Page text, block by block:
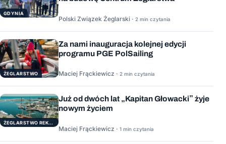
GDYNIA
Polski Związek Żeglarski · 2 min czytania
ŻEGLARSTWO
Za nami inauguracja kolejnej edycji
programu PGE PolSailing
Maciej Frąckiewicz · 2 min czytania
ŻEGLARSTWO REKERACYJNE
Już od dwóch lat „Kapitan Głowacki” żyje
nowym życiem
Maciej Frąckiewicz · 1 min czytania